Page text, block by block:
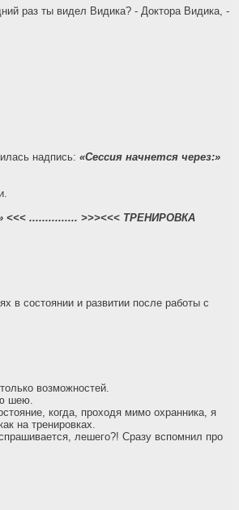
раз ты видел Видика? - Доктора Видика, -
надпись: «Сессия начнется через:»
<<< ............... >>><<< ТРЕНИРОВКА
в состоянии и развитии после работы с
возможностей.
шею.
когда, проходя мимо охранника, я
на тренировках.
лешего?! Сразу вспомнил про